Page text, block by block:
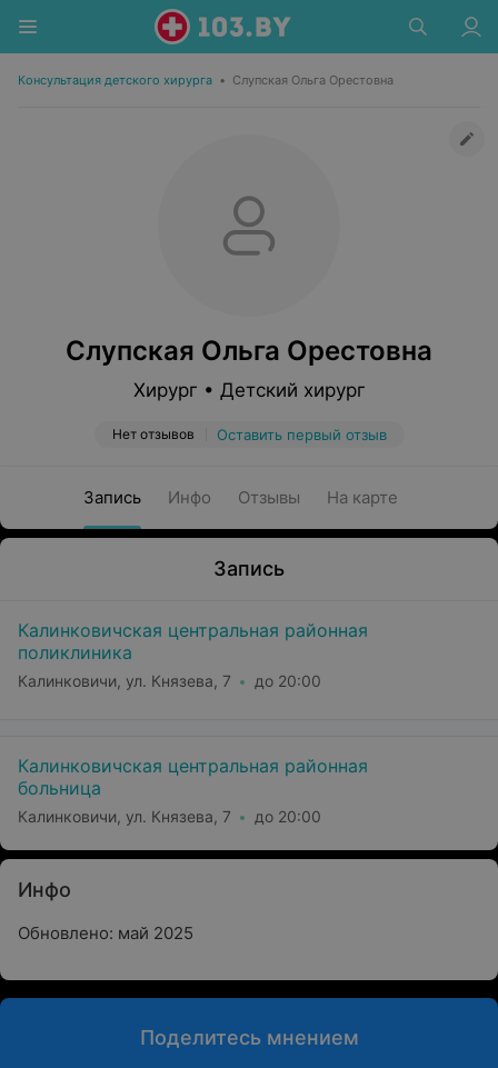
Консультация детского хирурга • Слупская Ольга Орестовна
Слупская Ольга Орестовна
Хирург • Детский хирург
Нет отзывов Оставить первый отзыв
Запись Инфо Отзывы На карте
Запись
Калинковичская центральная районная
поликлиника
Калинковичи, ул. Князева, 7 до 20:00
Калинковичская центральная районная
больница
Калинковичи, ул. Князева, 7 до 20:00
Инфо
Обновлено: май 2025
Поделитесь мнением